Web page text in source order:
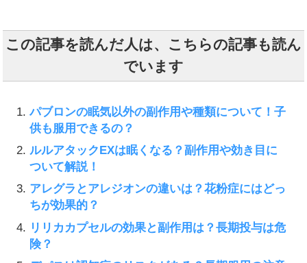
この記事を読んだ人は、こちらの記事も読ん
でいます
パブロンの眠気以外の副作用や種類について！子
供も服用できるの？
ルルアタックEXは眠くなる？副作用や効き目に
ついて解説！
アレグラとアレジオンの違いは？花粉症にはどっ
ちが効果的？
リリカカプセルの効果と副作用は？長期投与は危
険？